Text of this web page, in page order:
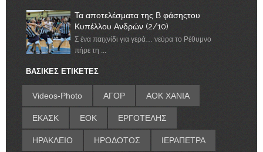
Τα αποτελέσματα της Β φάσηςτου
Κυπέλλου Ανδρών (2/10)
Σ ένα παιχνίδι για γερά… νεύρα το Ρέθυμνο
πήρε τη ...
ΒΑΣΙΚΕΣ ΕΤΙΚΕΤΕΣ
Videos-Photo ΑΓΟΡ ΑΟΚ ΧΑΝΙΑ
ΕΚΑΣΚ ΕΟΚ ΕΡΓΟΤΕΛΗΣ
ΗΡΑΚΛΕΙΟ ΗΡΟΔΟΤΟΣ ΙΕΡΑΠΕΤΡΑ